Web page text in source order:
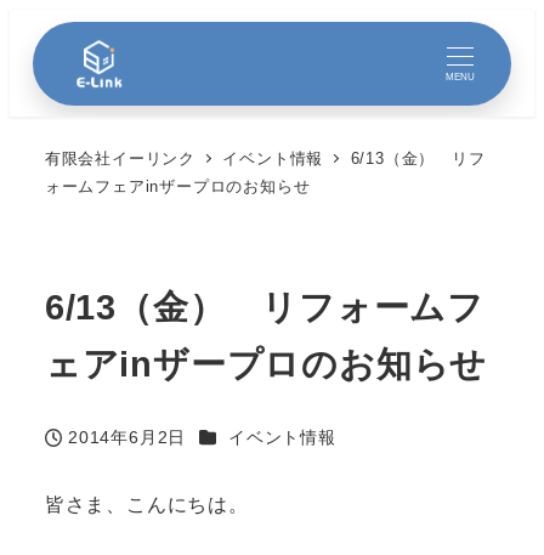
MENU
有限会社イーリンク イベント情報
6/13（金） リフ
ォームフェアinザープロのお知らせ
6/13（金） リフォームフ
ェアinザープロのお知らせ
投稿日
2014年6月2日 カテゴリー
イベント情報
皆さま、こんにちは。